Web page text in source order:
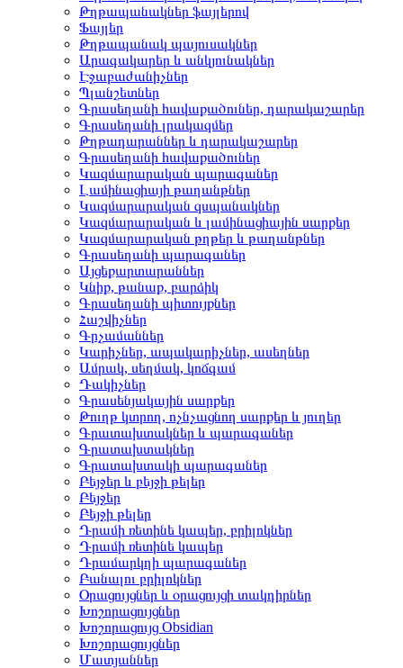
Թղթապանակներ ֆայլերով
Ֆայլեր
Թղթապանակ պայուսակներ
Արագակարեր և անկյունակներ
Էջաբաժանիչներ
Պլանշետներ
Գրասեղանի հավաքածուներ, դարակաշարեր
Գրասեղանի լրակազմեր
Թղթադարաններ և դարակաշարեր
Գրասեղանի հավաքածուներ
Կազմարարական պարագաներ
Լամինացիայի թաղանթներ
Կազմարարական զսպանակներ
Կազմարարական և լամինացիային սարքեր
Կազմարարական թղթեր և թաղանթներ
Գրասեղանի պարագաներ
Այցեքարտարաններ
Կնիք, թանաք, բարձիկ
Գրասեղանի պիտույքներ
Հաշվիչներ
Գրչամաններ
Կարիչներ, ապակարիչներ, ասեղներ
Ամրակ, սեղմակ, կոճգամ
Դակիչներ
Գրասենյակային սարքեր
Թուղթ կտրող, ոչնչացնող սարքեր և յուղեր
Գրատախտակներ և պարագաներ
Գրատախտակներ
Գրատախտակի պարագաներ
Բեյջեր և բեյջի թելեր
Բեյջեր
Բեյջի թելեր
Դրամի ռետինե կապեր, բրիլոկներ
Դրամի ռետինե կապեր
Դրամարկղի պարագաներ
Բանալու բրիլոկներ
Օրացույցներ և օրացույցի տակդիրներ
Խոշորացույցներ
Խոշորացույց Obsidian
Խոշորացույցներ
Մատյաններ